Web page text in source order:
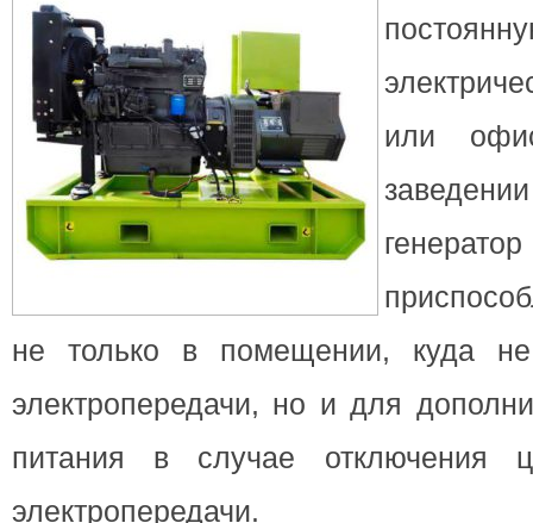
или
не только в помещении, куда
электропередачи, но и для
питания в случае отключения
электропередачи.